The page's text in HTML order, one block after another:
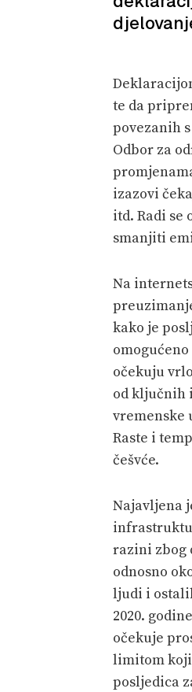
te da
povezanih
Odbor za
izazovi
itd. Radi
smanjiti
Na
kako je
očekuju
od ključnih
vremenske
Raste i
češvće.
Najavljena
razini zbog
odnosno
ljudi i
2020.
očekuje
limitom
posljedica